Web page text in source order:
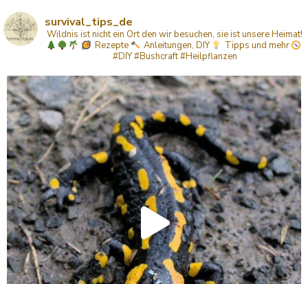
survival_tips_de
Wildnis ist nicht ein Ort den wir besuchen, sie ist unsere Heimat!
Rezepte
Anleitungen, DIY Tipps und mehr
#DIY #Bushcraft #Heilpflanzen